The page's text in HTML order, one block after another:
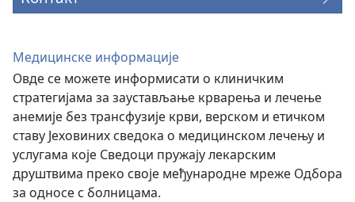
Медицинске информације
Овде се можете информисати о клиничким
стратегијама за заустављање крварења и лечење
анемије без трансфузије крви, верском и етичком
ставу Јеховиних сведока о медицинском лечењу и
услугама које Сведоци пружају лекарским
друштвима преко своје међународне мреже Одбора
за односе с болницама.